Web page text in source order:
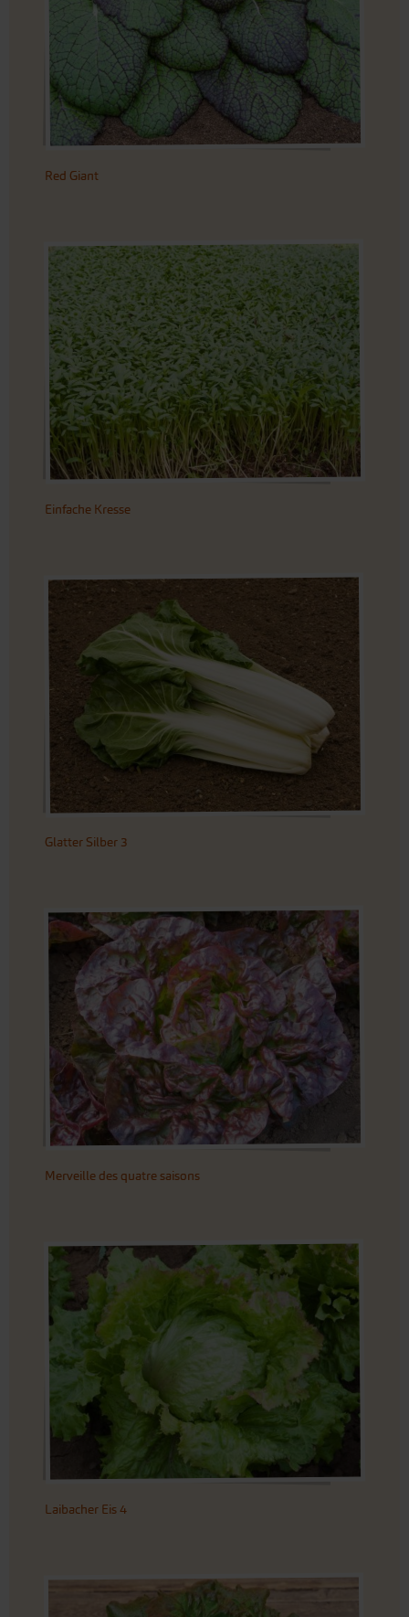
Red Giant
Einfache Kresse
Glatter Silber 3
Merveille des quatre saisons
Laibacher Eis 4